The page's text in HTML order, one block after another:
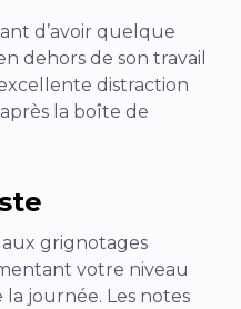
d’avoir quelque
dehors de son travail
distraction
la boîte de
grignotages
votre niveau
journée. Les notes